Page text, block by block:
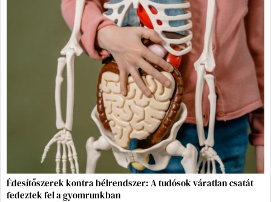
Édesítőszerek kontra bélrendszer: A tudósok váratlan csatát
fedeztek fel a gyomrunkban